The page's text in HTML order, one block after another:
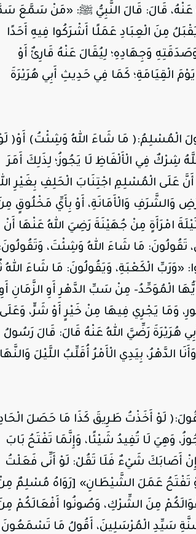
عَنْهُ، قَالَ: قَالَ النَّبِيُّ ﷺ: «مَنْ سَمَّعَ
يَقْبَلُ مِنَ الْعِبَادِ عَمَلًا أَشْرَكُوا فِيهِ أَحَدًا
وَجِهَادِهِ؛ لِيُقَالَ عَنْهُ قَارِئٌ أَوْ
الْقِيَامَةِ؛ كَمَا فِي حَدِيثِ أَبِي هُرَيْرَةَ
الْمُسْلِمُ:( مَا شَاءَ اللهُ وَشِئْتُ) أَوْ(
شِرْكٌ فِي الْأَلْفَاظِ لَا يَجُوزُ؛ لِذَلِكَ أَمَرَ
عَلَى الْمُسْلِمِ اجْتِنَابَ الْحَلِفِ بِغَيْرِ
وَالشَّرَفِ وَالْأَمَانَةِ، أَوْ بِأَيِّ مَخْلُوقٍ
امْرَأَةٍ مِنْ جُهَيْنَةَ رَضِيَ اللهُ عَنْهَا أَنْ
تَقُولُونَ: مَا شَاءَ اللهُ وَشِئْتَ،
«وَرَبِّ الْكَعْبَةِ، وَيَقُولُونَ: مَا شَاءَ اللهُ
الْمُوَحِّدُ- مِنْ سَبِّ الدَّهْرِ أَوِ الزَّمَانِ
وَمَا يَجْرِي فِيهَا مِنْ خَيْرٍ أَوْ شَرٍّ، وَعَلَى
هُرَيْرَةَ رَضِّيَّ اللهُ عَنْهُ قَالَ: قَالَ رَسُولُ
الدَّهْرُ، بِيَدِي الْأَمْرُ أُقَلِّبُ اللَّيْلَ
لَوْ أَخَذْتُ طَرِيقَ كَذَا مَا حَصَلَ
وَهِيَ لَا تُفِيدُ شَيْئًا، وَإِنَّمَا تَفْتَحُ بَابَ
أَصَابَكَ شَيْءٌ فَلَا تَقُلْ: لَوْ أَنِّى فَعَلْتُ
تَفْتَحُ عَمَلَ الشَّيْطَانِ» [رَوَاهُ مُسْلِمٌ
مِنَ الشِّرْكِ، وَصُونُوا أَفْعَالَكُمْ
سُنَّةِ سَيِّدِ الْمُرْسَلِينَ، أَقُولُ مَا تَسْمَعُونَ